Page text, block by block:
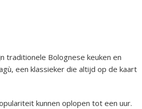
traditionele Bolognese keuken en
een klassieker die altijd op de kaart
kunnen oplopen tot een uur.